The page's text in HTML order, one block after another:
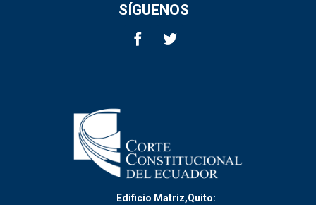
SÍGUENOS
Edificio Matriz,Quito: